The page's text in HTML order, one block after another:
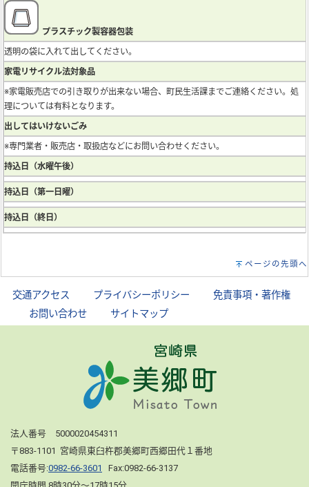
プラスチック製容器包装
透明の袋に入れて出してください。
家電リサイクル法対象品
※家電販売店での引き取りが出来ない場合、町民生活課までご連絡ください。処
理については有料となります。
出してはいけないごみ
※専門業者・販売店・取扱店などにお問い合わせください。
持込日（水曜午後）
持込日（第一日曜）
持込日（終日）
ページの先頭へ
交通アクセス プライバシーポリシー
免責事項・著作権
お問い合わせ サイトマップ
法人番号 5000020454311
〒883-1101 宮崎県東臼杵郡美郷町西郷田代１番地
電話番号:0982-66-3601
Fax:0982-66-3137